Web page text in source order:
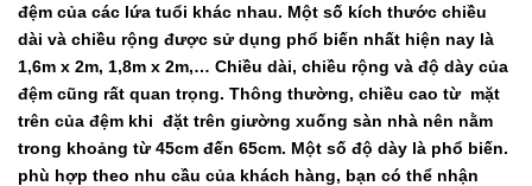
đệm của các lứa tuổi khác nhau. Một số kích thước chiều
dài và chiều rộng được sử dụng phổ biến nhất hiện nay là
1,6m x 2m, 1,8m x 2m,… Chiều dài, chiều rộng và độ dày của
đệm cũng rất quan trọng. Thông thường, chiều cao từ mặt
trên của đệm khi đặt trên giường xuống sàn nhà nên nằm
trong khoảng từ 45cm đến 65cm. Một số độ dày là phổ biến.
phù hợp theo nhu cầu của khách hàng, bạn có thể nhận